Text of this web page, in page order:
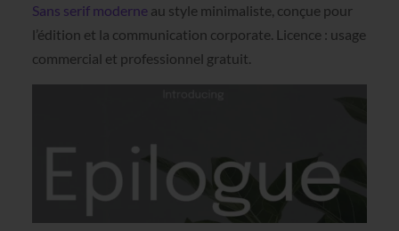
Sans serif moderneau style minimaliste, conçue pour
l’édition et la communication corporate. Licence : usage
commercial et professionnel gratuit.